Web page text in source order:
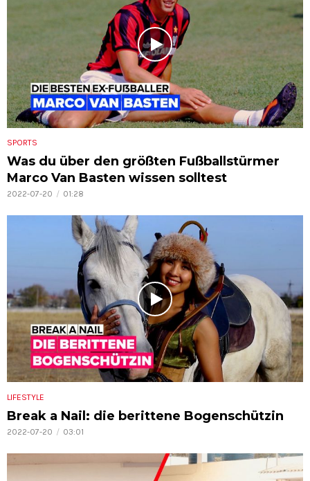
SPORTS
Was du über den größten Fußballstürmer
Marco Van Basten wissen solltest
2022-07-20 01:28
LIFESTYLE
Break a Nail: die berittene Bogenschützin
2022-07-20 03:01